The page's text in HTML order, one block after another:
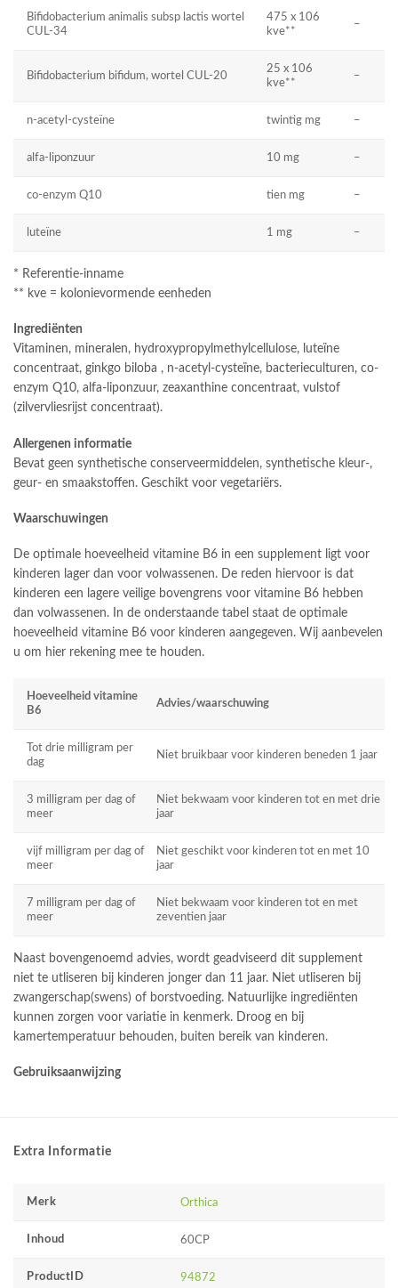
Bifidobacterium animalis subsp lactis wortel
CUL-34
475 x 106
kve**
–
Bifidobacterium bifidum, wortel CUL-20
25 x 106
kve**
–
n-acetyl-cysteïne twintig mg –
alfa-liponzuur 10 mg –
co-enzym Q10 tien mg –
luteïne 1 mg –
* Referentie-inname
** kve = kolonievormende eenheden
Ingrediënten
Vitaminen, mineralen, hydroxypropylmethylcellulose, luteïne
concentraat, ginkgo biloba , n-acetyl-cysteïne, bacterieculturen, co-
enzym Q10, alfa-liponzuur, zeaxanthine concentraat, vulstof
(zilvervliesrijst concentraat).
Allergenen informatie
Bevat geen synthetische conserveermiddelen, synthetische kleur-,
geur- en smaakstoffen. Geschikt voor vegetariërs.
Waarschuwingen
De optimale hoeveelheid vitamine B6 in een supplement ligt voor
kinderen lager dan voor volwassenen. De reden hiervoor is dat
kinderen een lagere veilige bovengrens voor vitamine B6 hebben
dan volwassenen. In de onderstaande tabel staat de optimale
hoeveelheid vitamine B6 voor kinderen aangegeven. Wij aanbevelen
u om hier rekening mee te houden.
Hoeveelheid vitamine
B6
Advies/waarschuwing
Tot drie milligram per
dag
Niet bruikbaar voor kinderen beneden 1 jaar
3 milligram per dag of
meer
Niet bekwaam voor kinderen tot en met drie
jaar
vijf milligram per dag of
meer
Niet geschikt voor kinderen tot en met 10
jaar
7 milligram per dag of
meer
Niet bekwaam voor kinderen tot en met
zeventien jaar
Naast bovengenoemd advies, wordt geadviseerd dit supplement
niet te utliseren bij kinderen jonger dan 11 jaar. Niet utliseren bij
zwangerschap(swens) of borstvoeding. Natuurlijke ingrediënten
kunnen zorgen voor variatie in kenmerk. Droog en bij
kamertemperatuur behouden, buiten bereik van kinderen.
Gebruiksaanwijzing
Extra Informatie
Merk Orthica
Inhoud 60CP
ProductID 94872